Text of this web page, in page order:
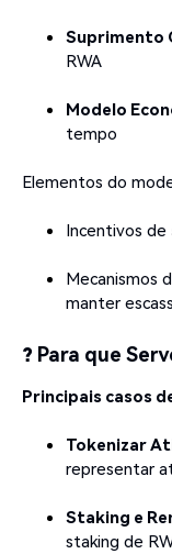
Suprimento
RWA
Modelo
tempo
Elementos do
Incentivos de
Mecanismos
manter
? Para que
Principais casos
Tokenizar
representar
Staking e
staking de